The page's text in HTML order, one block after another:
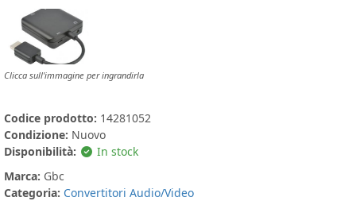
Clicca sull'immagine per ingrandirla
Codice prodotto: 14281052
Condizione: Nuovo
Disponibilità:
In stock
Marca: Gbc
Categoria: Convertitori Audio/Video